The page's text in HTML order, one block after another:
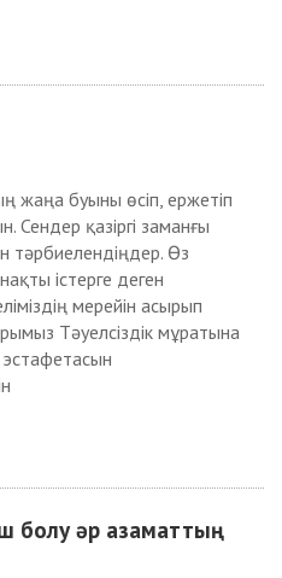
жаңа буыны өсіп, ержетіп
Сендер қазіргі заманғы
тәрбиелендіңдер. Өз
істерге деген
мерейін асырып
Тәуелсіздік мұратына
болу әр азаматтың